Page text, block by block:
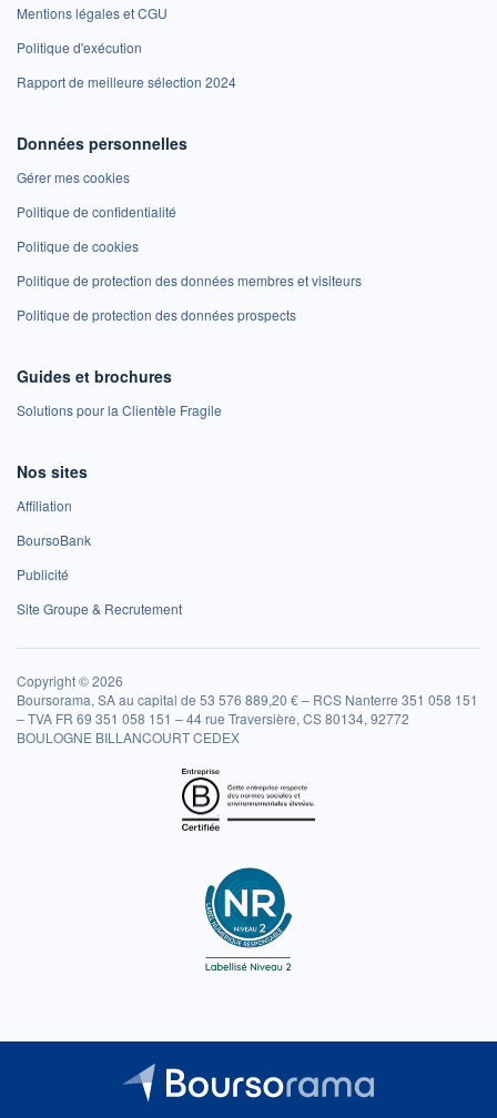
Mentions légales et CGU
Politique d'exécution
Rapport de meilleure sélection 2024
Données personnelles
Gérer mes cookies
Politique de confidentialité
Politique de cookies
Politique de protection des données membres et visiteurs
Politique de protection des données prospects
Guides et brochures
Solutions pour la Clientèle Fragile
Nos sites
Affiliation
BoursoBank
Publicité
Site Groupe & Recrutement
Copyright © 2026
Boursorama, SA au capital de 53 576 889,20 € – RCS Nanterre 351 058 151
– TVA FR 69 351 058 151 – 44 rue Traversière, CS 80134, 92772
BOULOGNE BILLANCOURT CEDEX